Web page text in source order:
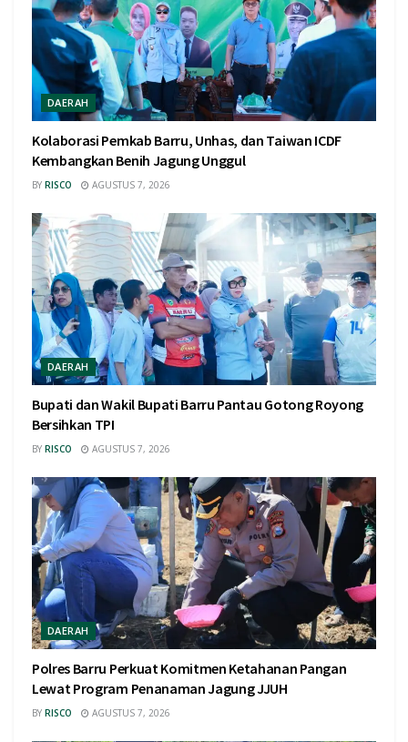
DAERAH
Kolaborasi Pemkab Barru, Unhas, dan Taiwan ICDF
Kembangkan Benih Jagung Unggul
BY RISCO AGUSTUS 7, 2026
DAERAH
Bupati dan Wakil Bupati Barru Pantau Gotong Royong
Bersihkan TPI
BY RISCO AGUSTUS 7, 2026
DAERAH
Polres Barru Perkuat Komitmen Ketahanan Pangan
Lewat Program Penanaman Jagung JJUH
BY RISCO AGUSTUS 7, 2026